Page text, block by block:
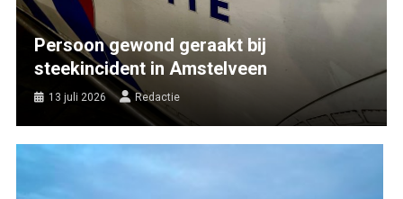
Persoon gewond geraakt bij
steekincident in Amstelveen
13 juli 2026 Redactie